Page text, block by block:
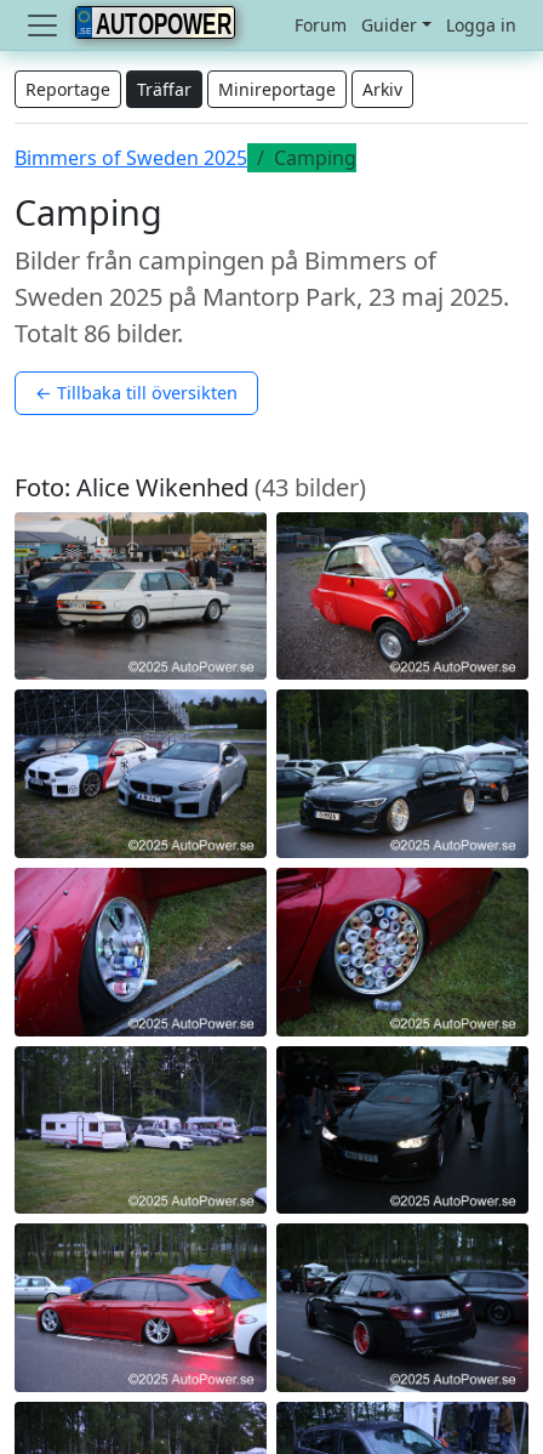
AUTOPOWER Forum Guider Logga in
Reportage Träffar Minireportage Arkiv
Bimmers of Sweden 2025 Camping
Camping
Bilder från campingen på Bimmers of
Sweden 2025 på Mantorp Park, 23 maj 2025.
Totalt 86 bilder.
← Tillbaka till översikten
Foto: Alice Wikenhed (43 bilder)